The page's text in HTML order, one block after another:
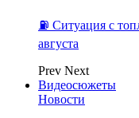
⛽️ Ситуация с
августа
Prev Next
Видеосюжеты
Новости